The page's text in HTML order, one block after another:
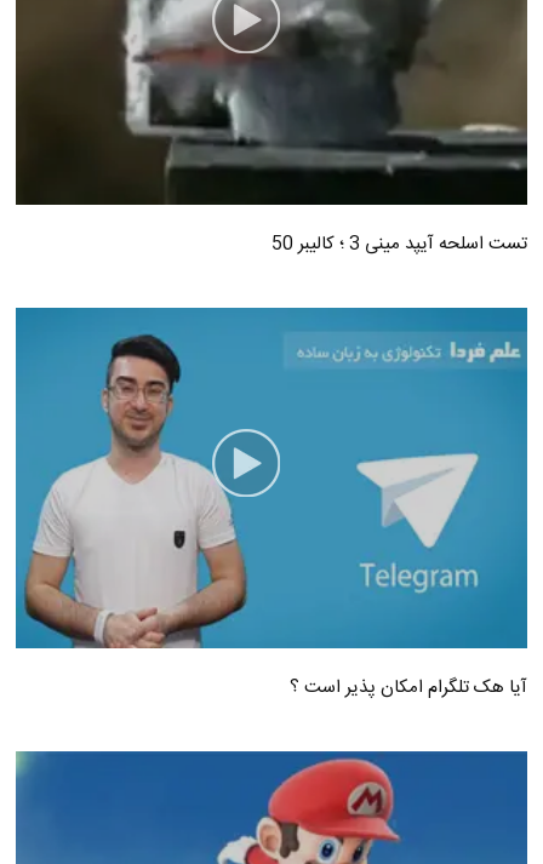
تست اسلحه آیپد مینی 3 ؛ کالیبر 50
آیا هک تلگرام امکان پذیر است ؟